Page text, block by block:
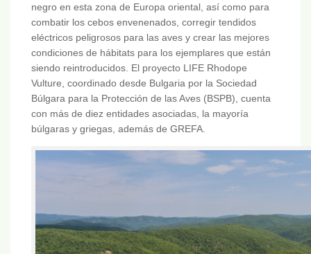
negro en esta zona de Europa oriental, así como para
combatir los cebos envenenados, corregir tendidos
eléctricos peligrosos para las aves y crear las mejores
condiciones de hábitats para los ejemplares que están
siendo reintroducidos. El proyecto LIFE Rhodope
Vulture, coordinado desde Bulgaria por la Sociedad
Búlgara para la Protección de las Aves (BSPB), cuenta
con más de diez entidades asociadas, la mayoría
búlgaras y griegas, además de GREFA.